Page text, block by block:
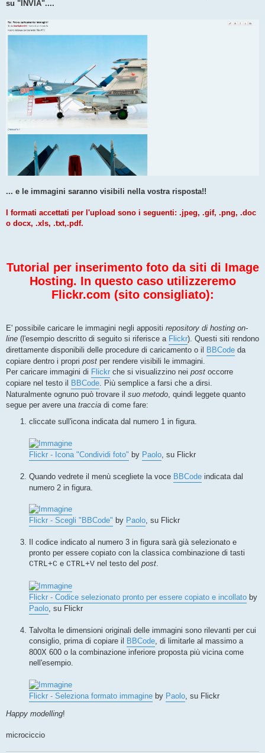
su "INVIA"....
... e le immagini saranno visibili nella vostra risposta!!
I formati accettati per l'upload sono i seguenti: .jpeg, .gif, .png, .doc
o docx, .xls, .txt,.pdf.
Tutorial per inserimento foto da siti di Image
Hosting. In questo caso utilizzeremo
Flickr.com (sito consigliato):
E' possibile caricare le immagini negli appositi repository di hosting on-
line (l'esempio descritto di seguito si riferisce a Flickr). Questi siti rendono
direttamente disponibili delle procedure di caricamento o il
BBCode da
copiare dentro i propri post per rendere visibili le immagini.
Per caricare immagini di Flickr che si visualizzino nei post occorre
copiare nel testo il
BBCode . Più semplice a farsi che a dirsi.
Naturalmente ognuno può trovare il suo metodo , quindi leggete quanto
segue per avere una traccia di come fare:
cliccate sull'icona indicata dal numero 1 in figura.
Flickr - Icona "Condividi foto" by Paolo , su Flickr
Quando vedrete il menù scegliete la voce BBCode indicata dal
numero 2 in figura.
Flickr - Scegli "BBCode" by Paolo, su Flickr
Il codice indicato al numero 3 in figura sarà già selezionato e
pronto per essere copiato con la classica combinazione di tasti
CTRL+C e CTRL+V nel testo del post.
Flickr - Codice selezionato pronto per essere copiato e incollato by
Paolo, su Flickr
Talvolta le dimensioni originali delle immagini sono rilevanti per cui
consiglio, prima di copiare il
BBCode, di limitarle al massimo a
800X 600 o la combinazione inferiore proposta più vicina come
nell'esempio.
Flickr - Seleziona formato immagine by Paolo , su Flickr
Happy modelling!
microciccio